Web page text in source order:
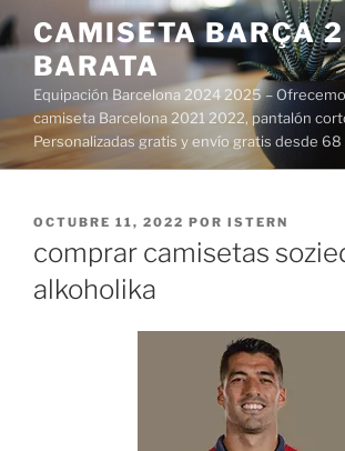
Saltar
al
contenido
CAMISETA BARÇA
BARATA
Equipación Barcelona 2024 2025 –
camiseta Barcelona 2021 2022, pantalón
Personalizadas gratis y envío gratis desde 68
PUBLICADO
OCTUBRE 11, 2022 POR ISTERN
comprar camisetas
alkoholika